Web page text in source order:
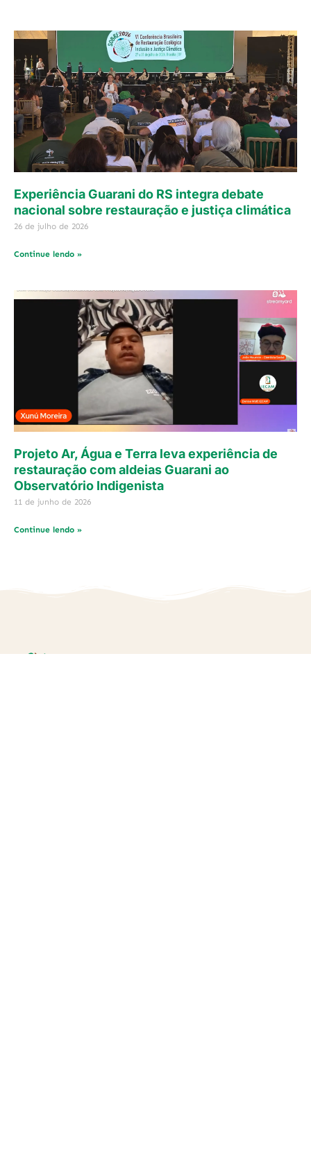
Experiência Guarani do RS integra debate
nacional sobre restauração e justiça climática
26 de julho de 2026
Continue lendo »
Projeto Ar, Água e Terra leva experiência de
restauração com aldeias Guarani ao
Observatório Indigenista
11 de junho de 2026
Continue lendo »